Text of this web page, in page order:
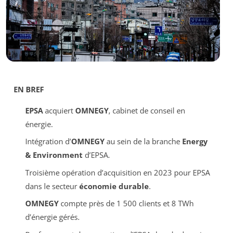
EN BREF
EPSAacquiert OMNEGY, cabinet de conseil en
énergie.
Intégration d’OMNEGYau sein de la branche Energy
& Environment d’EPSA.
Troisième opération d’acquisition en 2023 pour EPSA
dans le secteur économie durable.
OMNEGYcompte près de 1 500 clients et 8 TWh
d’énergie gérés.